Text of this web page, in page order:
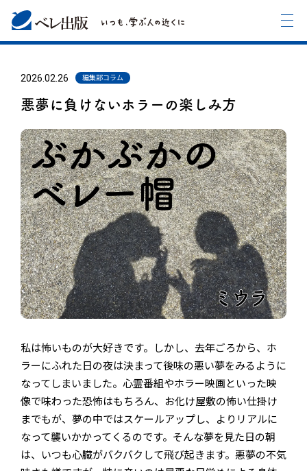
2026.02.26 編集部コラム
悪夢に負けないホラーの楽しみ方
私は怖いものが大好きです。しかし、去年ごろから、ホ
ラーにふれた日の夜は決まって後味の悪い夢をみるように
なってしまいました。心霊番組やホラー映画といった映
像で味わった恐怖はもちろん、お化け屋敷の怖い仕掛け
までもが、夢の中ではスケールアップし、よりリアルに
なって襲いかかってくるのです。そんな夢を見た日の朝
は、いつも心臓がバクバクして飛び起きます。悪夢の不気